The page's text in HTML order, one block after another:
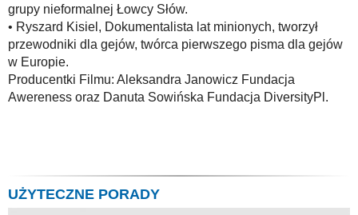
grupy nieformalnej Łowcy Słów.
• Ryszard Kisiel, Dokumentalista lat minionych, tworzył
przewodniki dla gejów, twórca pierwszego pisma dla gejów
w Europie.
Producentki Filmu: Aleksandra Janowicz Fundacja
Awereness oraz Danuta Sowińska Fundacja DiversityPl.
UŻYTECZNE PORADY